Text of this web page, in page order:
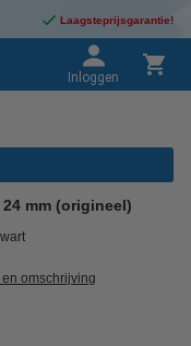
Laagsteprijsgarantie!
Inloggen
mm (origineel)
omschrijving